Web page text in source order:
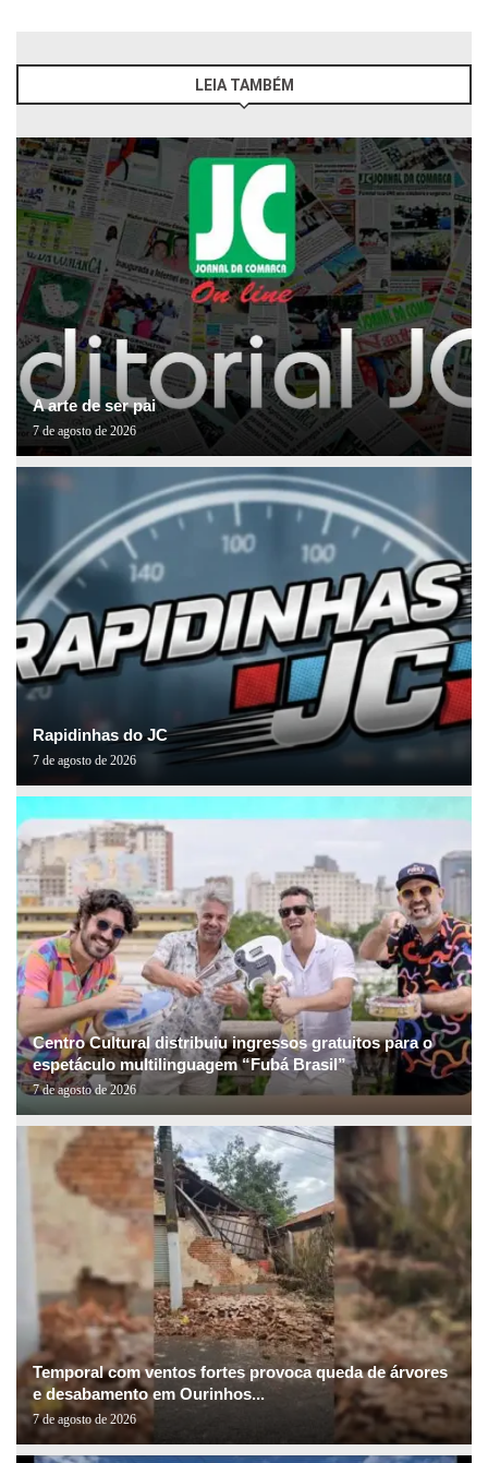
LEIA TAMBÉM
A arte de ser pai
7 de agosto de 2026
Rapidinhas do JC
7 de agosto de 2026
Centro Cultural distribuiu ingressos gratuitos para o
espetáculo multilinguagem “Fubá Brasil”
7 de agosto de 2026
Temporal com ventos fortes provoca queda de árvores
e desabamento em Ourinhos...
7 de agosto de 2026